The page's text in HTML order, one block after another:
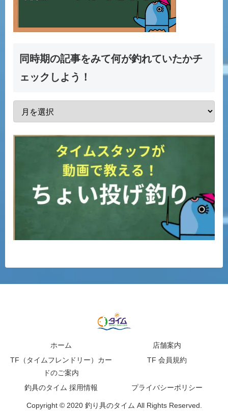
同時期の記事をみて何が釣れていたかチ
ェックしよう！
ホーム
店舗案内
TF（タイムフレンドリー）カー
ドのご案内
TF 会員規約
釣具のタイム 採用情報 プライバシーポリシー
Copyright © 2020 釣り具のタイム All Rights Reserved.